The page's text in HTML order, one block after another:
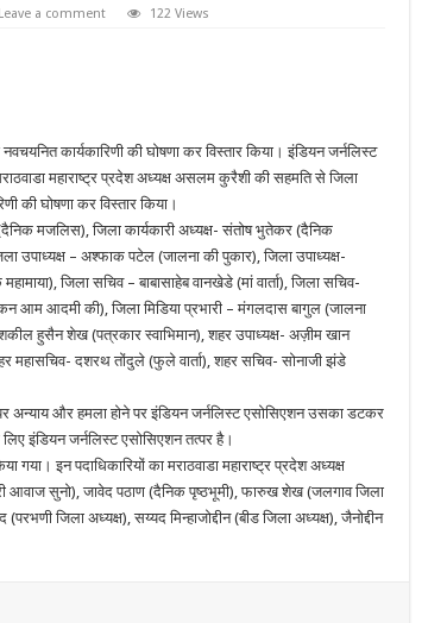
Leave a comment 122 Views
कार्यकारिणी की घोषणा कर विस्तार किया। इंडियन जर्नलिस्ट
महाराष्ट्र प्रदेश अध्यक्ष असलम कुरैशी की सहमति से जिला
की घोषणा कर विस्तार किया।
मजलिस), जिला कार्यकारी अध्यक्ष- संतोष भुतेकर (दैनिक
उपाध्यक्ष – अश्फाक पटेल (जालना की पुकार), जिला उपाध्यक्ष-
जिला सचिव – बाबासाहेब वानखेडे (मां वार्ता), जिला सचिव-
आम आदमी की), जिला मिडिया प्रभारी – मंगलदास बागुल (जालना
हुसैन शेख (पत्रकार स्वाभिमान), शहर उपाध्यक्ष- अज़ीम खान
महासचिव- दशरथ तोंदुले (फुले वार्ता), शहर सचिव- सोनाजी झंडे
अन्याय और हमला होने पर इंडियन जर्नलिस्ट एसोसिएशन उसका डटकर
इंडियन जर्नलिस्ट एसोसिएशन तत्पर है।
गया। इन पदाधिकारियों का मराठवाडा महाराष्ट्र प्रदेश अध्यक्ष
आवाज सुनो), जावेद पठाण (दैनिक पृष्ठभूमी), फारुख शेख (जलगाव जिला
जिला अध्यक्ष), सय्यद मिन्हाजोद्दीन (बीड जिला अध्यक्ष), जैनोद्दीन